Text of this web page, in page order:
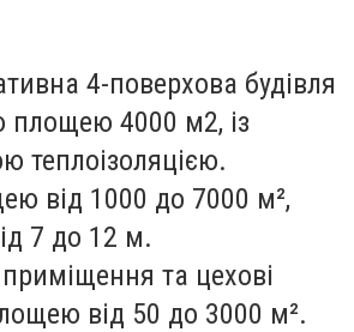
4-поверхова будівля
площею 4000 м2, із
теплоізоляцією.
від 1000 до 7000 м²,
7 до 12 м.
та цехові
від 50 до 3000 м².